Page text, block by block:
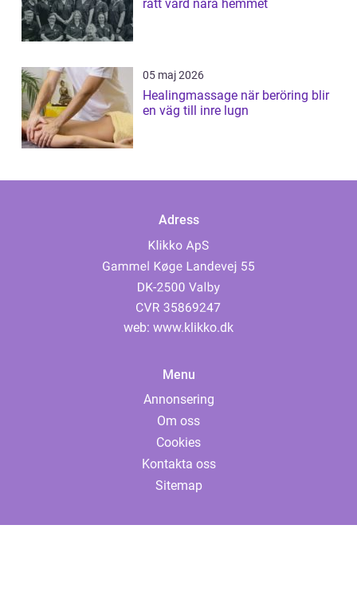
rätt vård nära hemmet
05 maj 2026
Healingmassage när beröring blir
en väg till inre lugn
Adress
web: www.klikko.dk
Menu
Annonsering
Om oss
Cookies
Kontakta oss
Sitemap